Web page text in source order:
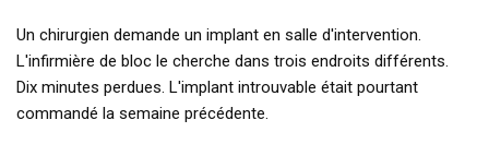
Un chirurgien demande un implant en salle d'intervention.
L'infirmière de bloc le cherche dans trois endroits différents.
Dix minutes perdues. L'implant introuvable était pourtant
commandé la semaine précédente.